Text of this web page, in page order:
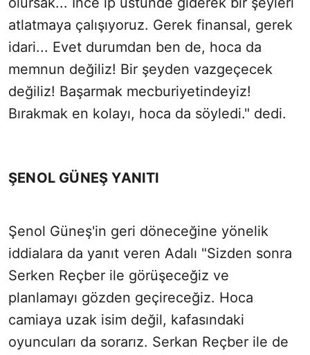
atlatmaya çalışıyoruz. Gerek finansal, gerek
idari... Evet durumdan ben de, hoca da
memnun değiliz! Bir şeyden vazgeçecek
değiliz! Başarmak mecburiyetindeyiz!
Bırakmak en kolayı, hoca da söyledi." dedi.
ŞENOL GÜNEŞ YANITI
Şenol Güneş'in geri döneceğine yönelik
iddialara da yanıt veren Adalı "Sizden sonra
Serken Reçber ile görüşeceğiz ve
planlamayı gözden geçireceğiz. Hoca
camiaya uzak isim değil, kafasındaki
oyuncuları da sorarız. Serkan Reçber ile de